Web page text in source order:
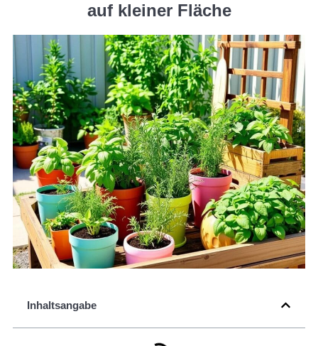
auf kleiner Fläche
Inhaltsangabe